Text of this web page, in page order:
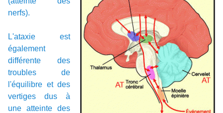
nerfs).
L'ataxie est
également
différente des
troubles de
l'équilibre et des
vertiges dus à
une atteinte des